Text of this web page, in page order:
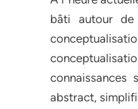
bâti autour de
abstract,